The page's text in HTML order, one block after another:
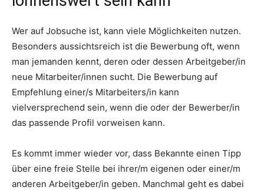
Wer auf Jobsuche ist, kann viele Möglichkeiten nutzen.
Besonders aussichtsreich ist die Bewerbung oft, wenn
man jemanden kennt, deren oder dessen Arbeitgeber/in
neue Mitarbeiter/innen sucht. Die Bewerbung auf
Empfehlung einer/s Mitarbeiters/in kann
vielversprechend sein, wenn die oder der Bewerber/in
das passende Profil vorweisen kann.
Es kommt immer wieder vor, dass Bekannte einen Tipp
über eine freie Stelle bei ihrer/m eigenen oder einer/m
anderen Arbeitgeber/in geben. Manchmal geht es dabei